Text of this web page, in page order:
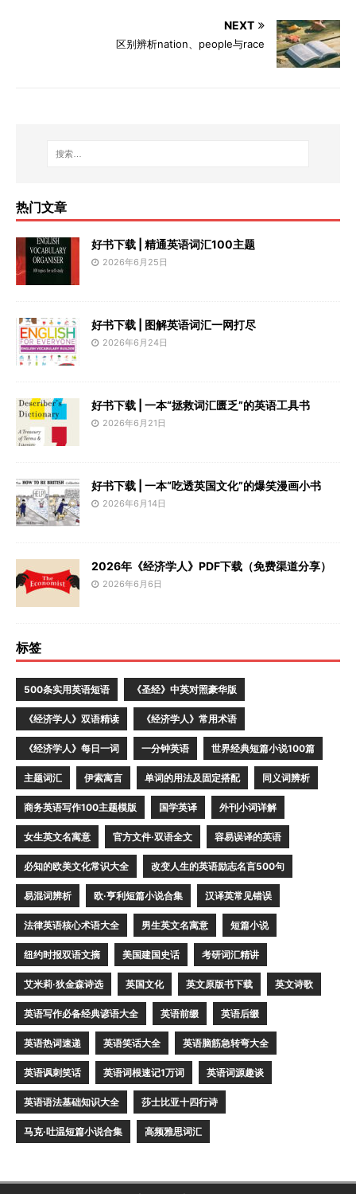
NEXT
区别辨析nation、people与race
热门文章
好书下载 | 精通英语词汇100主题
2026年6月25日
好书下载 | 图解英语词汇一网打尽
2026年6月24日
好书下载 | 一本“拯救词汇匮乏”的英语工具书
2026年6月21日
好书下载 | 一本“吃透英国文化”的爆笑漫画小书
2026年6月14日
2026年《经济学人》PDF下载（免费渠道分享）
2026年6月6日
标签
500条实用英语短语 《圣经》中英对照豪华版
《经济学人》双语精读 《经济学人》常用术语
《经济学人》每日一词 一分钟英语 世界经典短篇小说100篇
主题词汇 伊索寓言 单词的用法及固定搭配 同义词辨析
商务英语写作100主题模版 国学英译 外刊小词详解
女生英文名寓意 官方文件·双语全文 容易误译的英语
必知的欧美文化常识大全 改变人生的英语励志名言500句
易混词辨析 欧·亨利短篇小说合集 汉译英常见错误
法律英语核心术语大全 男生英文名寓意 短篇小说
纽约时报双语文摘 美国建国史话 考研词汇精讲
艾米莉·狄金森诗选 英国文化 英文原版书下载 英文诗歌
英语写作必备经典谚语大全 英语前缀 英语后缀
英语热词速递 英语笑话大全 英语脑筋急转弯大全
英语讽刺笑话 英语词根速记1万词 英语词源趣谈
英语语法基础知识大全 莎士比亚十四行诗
马克·吐温短篇小说合集 高频雅思词汇